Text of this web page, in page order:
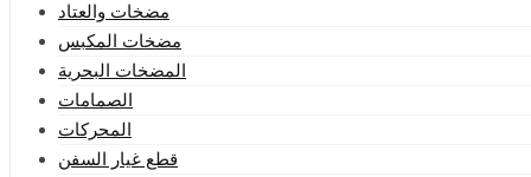
مضخات والعتاد
مضخات المكبس
المضخات البحرية
الصمامات
المحركات
قطع غيار السفن